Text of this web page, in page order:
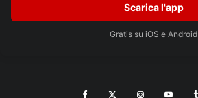
Sito web
Scarica l'app
Gratis su iOS e Android